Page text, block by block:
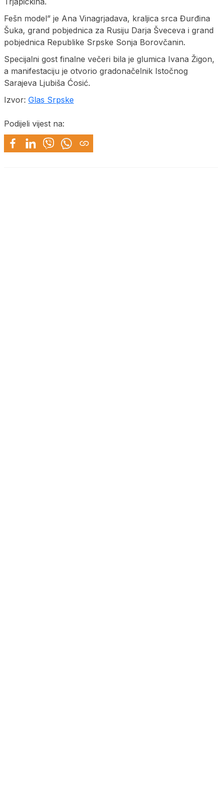
Fešn model” je Ana Vinagrjadava, kraljica srca Đurđina
Šuka, grand pobjednica za Rusiju Darja Šveceva i grand
pobjednica Republike Srpske Sonja Borovčanin.
Specijalni gost finalne večeri bila je glumica Ivana Žigon,
a manifestaciju je otvorio gradonačelnik Istočnog
Sarajeva Ljubiša Ćosić.
Izvor: Glas Srpske
Podijeli vijest na: